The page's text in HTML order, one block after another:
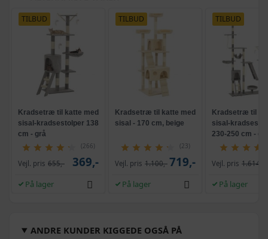
TILBUD
Kradsetræ til katte med
sisal-kradsestolper 138
cm - grå
(266)
Vejl. pris 655,- 369,-
På lager
TILBUD
Kradsetræ til katte med
sisal - 170 cm, beige
(23)
Vejl. pris 1.100,- 719,-
På lager
TILBUD
Kradsetræ til
sisal-
230-250 cm -
Vejl. pris 1.614,-
På lager
ANDRE KUNDER KIGGEDE OGSÅ PÅ